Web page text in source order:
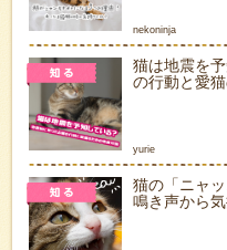
nekoninja
猫は地震を
の行動と愛
yurie
猫の「ニャ
鳴き声から